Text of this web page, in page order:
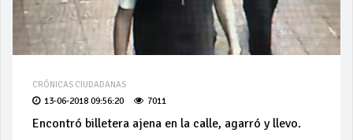
CRÓNICAS CIUDADANAS
13-06-2018 09:56:20 7011
Encontró billetera ajena en la calle, agarró y llevo.